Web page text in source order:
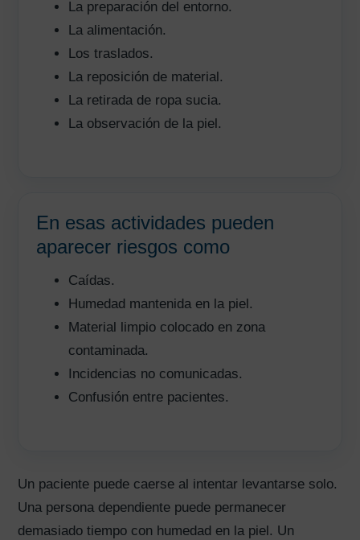
La preparación del entorno.
La alimentación.
Los traslados.
La reposición de material.
La retirada de ropa sucia.
La observación de la piel.
En esas actividades pueden
aparecer riesgos como
Caídas.
Humedad mantenida en la piel.
Material limpio colocado en zona
contaminada.
Incidencias no comunicadas.
Confusión entre pacientes.
Un paciente puede caerse al intentar levantarse solo.
Una persona dependiente puede permanecer
demasiado tiempo con humedad en la piel. Un